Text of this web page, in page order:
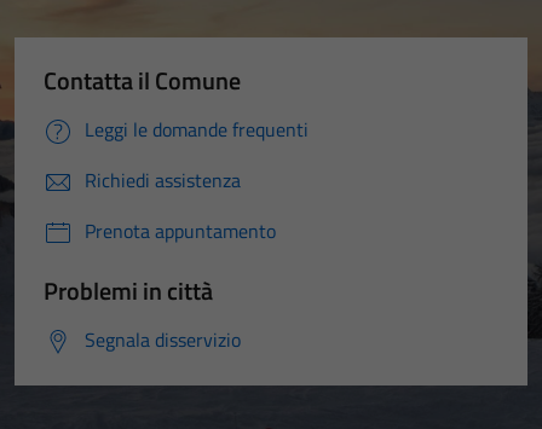
Contatta il Comune
Leggi le domande frequenti
Richiedi assistenza
Prenota appuntamento
Problemi in città
Segnala disservizio